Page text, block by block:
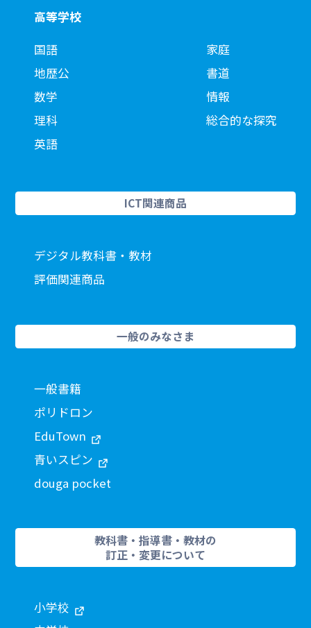
高等学校
国語
地歴公
数学
理科
英語
家庭
書道
情報
総合的な探究
ICT関連商品
デジタル教科書・教材
評価関連商品
一般のみなさま
一般書籍
ポリドロン
EduTown
青いスピン
douga pocket
教科書・指導書・教材の
訂正・変更について
小学校